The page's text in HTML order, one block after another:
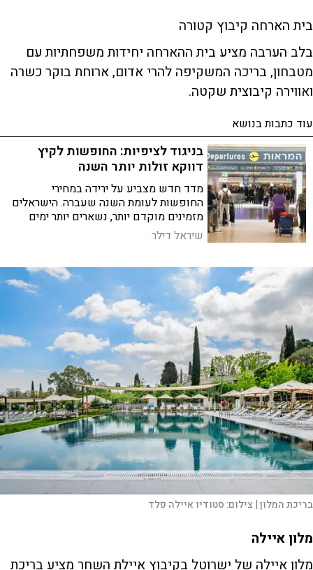
בית הארחה קיבוץ קטורה
בלב הערבה מציע בית ההארחה יחידות משפחתיות עם
מטבחון, בריכה המשקיפה להרי אדום, ארוחת בוקר כשרה
ואווירה קיבוצית שקטה.
עוד כתבות בנושא
בניגוד לציפיות: החופשות לקיץ
דווקא זולות יותר השנה
מדד חדש מצביע על ירידה במחירי
החופשות לעומת השנה שעברה. הישראלים
מזמינים מוקדם יותר, נשארים יותר ימים
ומעדיפים מלונות ברמה גבוהה יותר
שיראל דילר
בריכת המלון | צילום:סטודיו איילה פלד
מלון איילה
מלון איילה של ישרוטל בקיבוץ איילת השחר מציע בריכת